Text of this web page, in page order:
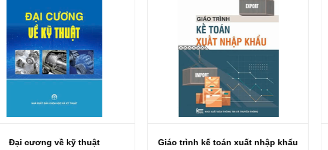
Đại cương về kỹ thuật Giáo trình kế toán xuất nhập khẩu